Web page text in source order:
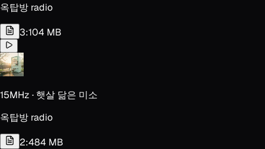
옥탑방 radio
3:104 MB
15MHz · 햇살 닮은 미소
옥탑방 radio
2:484 MB